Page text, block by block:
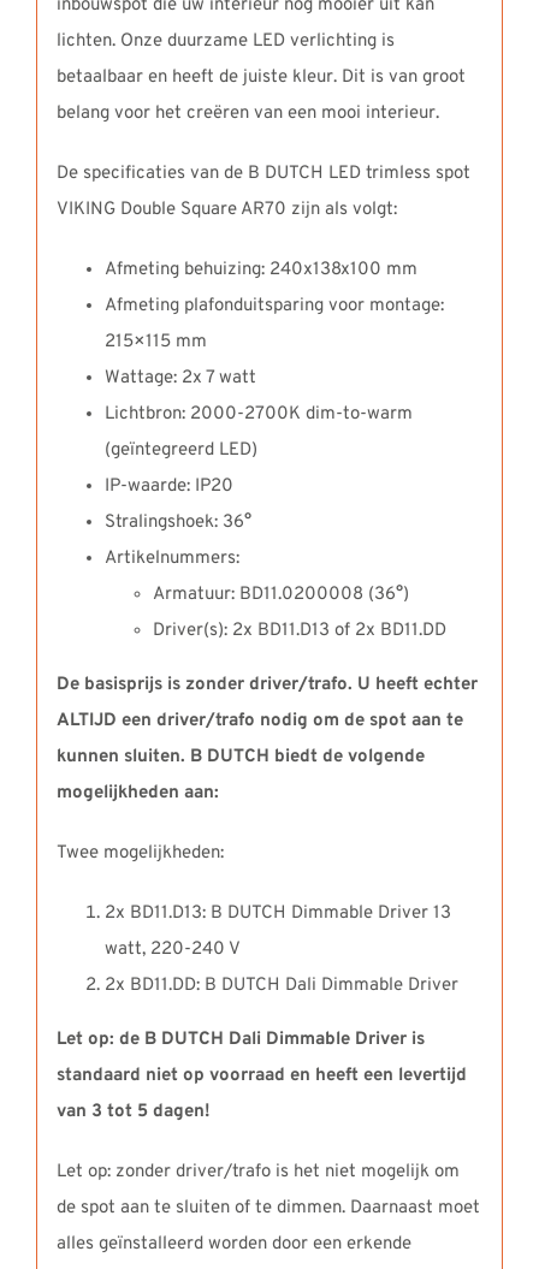
inbouwspot die uw interieur nog mooier uit kan
lichten. Onze duurzame LED verlichting is
betaalbaar en heeft de juiste kleur. Dit is van groot
belang voor het creëren van een mooi interieur.
De specificaties van de B DUTCH LED trimless spot
VIKING Double Square AR70 zijn als volgt:
Afmeting behuizing: 240x138x100 mm
Afmeting plafonduitsparing voor montage:
215×115 mm
Wattage: 2x 7 watt
Lichtbron: 2000-2700K dim-to-warm
(geïntegreerd LED)
IP-waarde: IP20
Stralingshoek: 36°
Artikelnummers:
Armatuur: BD11.0200008 (36°)
Driver(s): 2x BD11.D13 of 2x BD11.DD
De basisprijs is zonder driver/trafo. U heeft echter
ALTIJD een driver/trafo nodig om de spot aan te
kunnen sluiten. B DUTCH biedt de volgende
mogelijkheden aan:
Twee mogelijkheden:
2x BD11.D13: B DUTCH Dimmable Driver 13
watt, 220-240 V
2x BD11.DD: B DUTCH Dali Dimmable Driver
Let op: de B DUTCH Dali Dimmable Driver is
standaard niet op voorraad en heeft een levertijd
van 3 tot 5 dagen!
Let op: zonder driver/trafo is het niet mogelijk om
de spot aan te sluiten of te dimmen. Daarnaast moet
alles geïnstalleerd worden door een erkende